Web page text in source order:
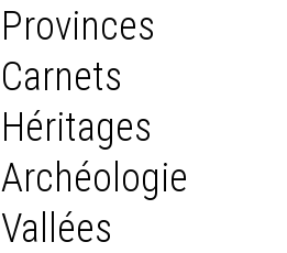
Provinces
Carnets
Héritages
Archéologie
Vallées